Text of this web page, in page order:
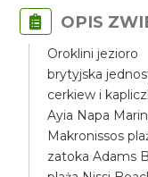
OPIS
Oroklini jezioro
brytyjska
cerkiew i
Ayia Napa
Makronissos
zatoka Adams